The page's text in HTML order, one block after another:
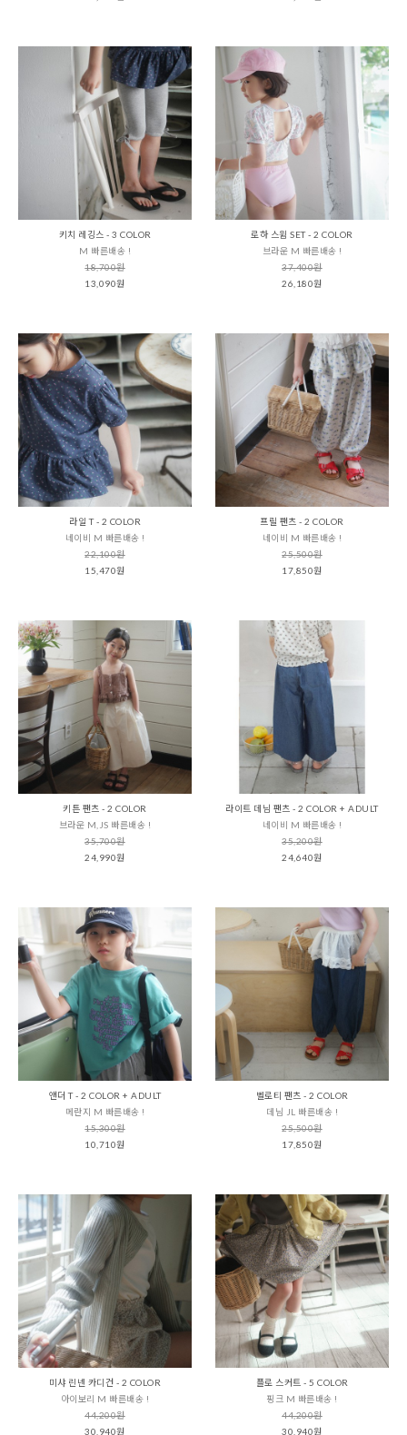
키치 레깅스 - 3 COLOR
M 빠른배송 !
18,700원
13,090원
로하 스윔 SET - 2 COLOR
브라운 M 빠른배송 !
37,400원
26,180원
라일 T - 2 COLOR
네이비 M 빠른배송 !
22,100원
15,470원
프릴 팬츠 - 2 COLOR
네이비 M 빠른배송 !
25,500원
17,850원
키튼 팬츠 - 2 COLOR
브라운 M,JS 빠른배송 !
35,700원
24,990원
라이트 데님 팬츠 - 2 COLOR + ADULT
네이비 M 빠른배송 !
35,200원
24,640원
앤더 T - 2 COLOR + ADULT
메란지 M 빠른배송 !
15,300원
10,710원
벨로티 팬츠 - 2 COLOR
데님 JL 빠른배송 !
25,500원
17,850원
미샤 린넨 카디건 - 2 COLOR
아이보리 M 빠른배송 !
44,200원
30,940원
플로 스커트 - 5 COLOR
핑크 M 빠른배송 !
44,200원
30,940원